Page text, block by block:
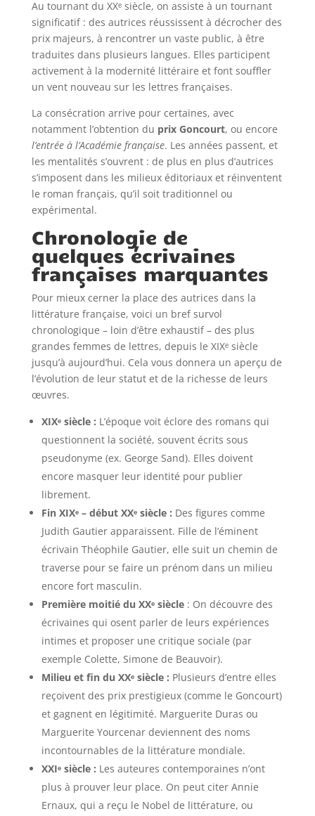
Au tournant du XXᵉ siècle, on assiste à un tournant
significatif : des autrices réussissent à décrocher des
prix majeurs, à rencontrer un vaste public, à être
traduites dans plusieurs langues. Elles participent
activement à la modernité littéraire et font souffler
un vent nouveau sur les lettres françaises.
La consécration arrive pour certaines, avec
notamment l’obtention du prix Goncourt, ou encore
l’entrée à l’Académie française. Les années passent, et
les mentalités s’ouvrent : de plus en plus d’autrices
s’imposent dans les milieux éditoriaux et réinventent
le roman français, qu’il soit traditionnel ou
expérimental.
Chronologie de
quelques écrivaines
françaises marquantes
Pour mieux cerner la place des autrices dans la
littérature française, voici un bref survol
chronologique – loin d’être exhaustif – des plus
grandes femmes de lettres, depuis le XIXᵉ siècle
jusqu’à aujourd’hui. Cela vous donnera un aperçu de
l’évolution de leur statut et de la richesse de leurs
œuvres.
XIXᵉ siècle : L’époque voit éclore des romans qui
questionnent la société, souvent écrits sous
pseudonyme (ex. George Sand). Elles doivent
encore masquer leur identité pour publier
librement.
Fin XIXᵉ – début XXᵉ siècle : Des figures comme
Judith Gautier apparaissent. Fille de l’éminent
écrivain Théophile Gautier, elle suit un chemin de
traverse pour se faire un prénom dans un milieu
encore fort masculin.
Première moitié du XXᵉ siècle: On découvre des
écrivaines qui osent parler de leurs expériences
intimes et proposer une critique sociale (par
exemple Colette, Simone de Beauvoir).
Milieu et fin du XXᵉ siècle : Plusieurs d’entre elles
reçoivent des prix prestigieux (comme le Goncourt)
et gagnent en légitimité. Marguerite Duras ou
Marguerite Yourcenar deviennent des noms
incontournables de la littérature mondiale.
XXIᵉ siècle : Les auteures contemporaines n’ont
plus à prouver leur place. On peut citer Annie
Ernaux, qui a reçu le Nobel de littérature, ou